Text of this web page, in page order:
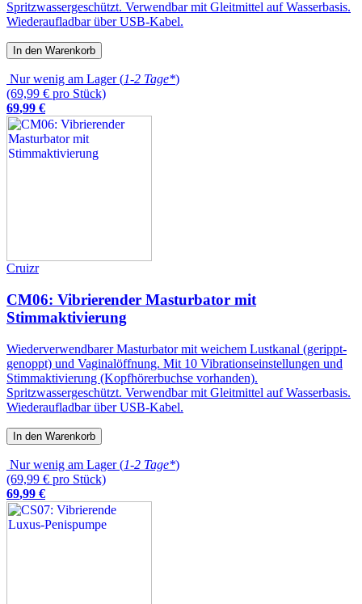
Spritzwassergeschützt. Verwendbar mit Gleitmittel auf Wasserbasis.
Wiederaufladbar über USB-Kabel.
In den Warenkorb
Nur wenig am Lager (1-2 Tage*)
(69,99 € pro Stück)
69,99 €
Cruizr
CM06: Vibrierender Masturbator mit
Stimmaktivierung
Wiederverwendbarer Masturbator mit weichem Lustkanal (gerippt-
genoppt) und Vaginalöffnung. Mit 10 Vibrationseinstellungen und
Stimmaktivierung (Kopfhörerbuchse vorhanden).
Spritzwassergeschützt. Verwendbar mit Gleitmittel auf Wasserbasis.
Wiederaufladbar über USB-Kabel.
In den Warenkorb
Nur wenig am Lager (1-2 Tage*)
(69,99 € pro Stück)
69,99 €